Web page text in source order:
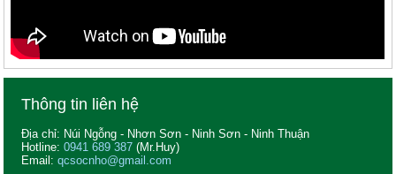
Thông tin liên hệ
Địa chỉ: Núi Ngỗng - Nhơn Sơn - Ninh Sơn - Ninh Thuận
Hotline:0941 689 387 (Mr.Huy)
Email:qcsocnho@gmail.com